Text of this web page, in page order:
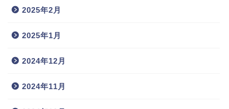
2025年2月
2025年1月
2024年12月
2024年11月